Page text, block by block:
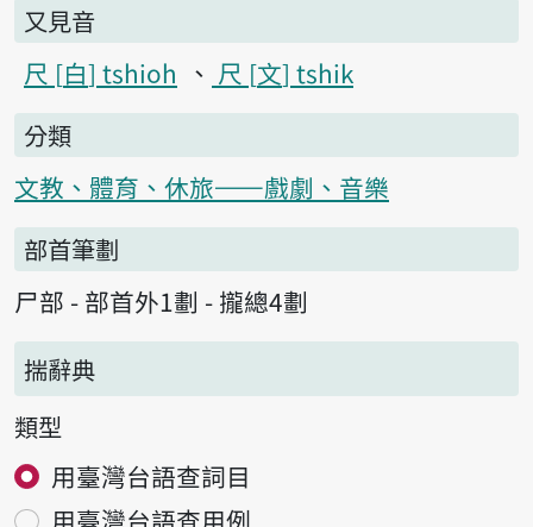
又見音
尺 白 tshioh 尺 文 tshik
分類
文教、體育、休旅——戲劇、音樂
部首筆劃
尸部 - 部首外1劃 - 攏總4劃
揣辭典
類型
用臺灣台語查詞目